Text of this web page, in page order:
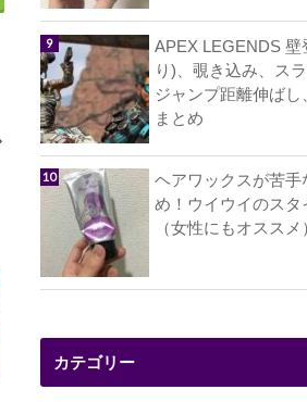
APEX LEGENDS 壁
り)、覗き込み、ス
ジャンプ距離伸ばし
まとめ
ヘアワックスが苦手
め！ウイウイのスタ
（女性にもオススメ
カテゴリー